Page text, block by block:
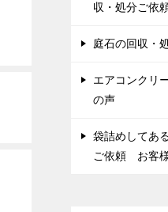
収・処分ご依
庭石の回収・
エアコンクリ
の声
袋詰めしてあ
ご依頼 お客